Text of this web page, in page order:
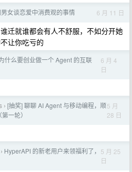
女谈恋爱中消费观的事情 6 月 11 日
迁就谁都会有人不舒服，不如分开她
让你吃亏的
什么要创业做一个 Agent 的互联
6 月 4
日
› [抽奖] 聊聊 AI Agent 与移动编程，顺
一轮）
5 月
28 日
› HyperAPI 的新老用户来领福利了， 5 月 25
日